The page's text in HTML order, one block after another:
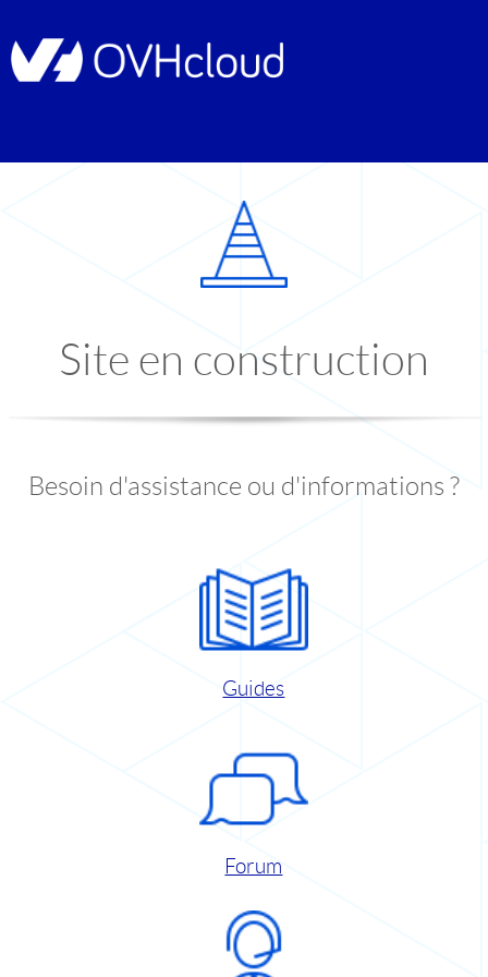
Site en construction
Besoin d'assistance ou d'informations ?
Guides
Forum